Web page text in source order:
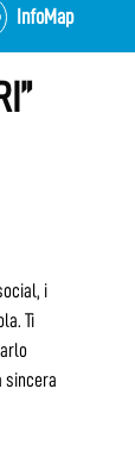
InfoMap
i
Ti
sincera